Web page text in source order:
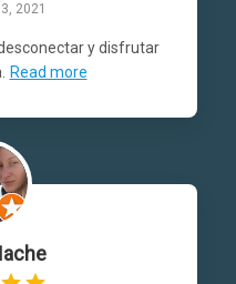
2021
y disfrutar
Read more